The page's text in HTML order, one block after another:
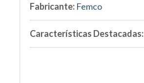
Fabricante: Femco
Características Destacadas: